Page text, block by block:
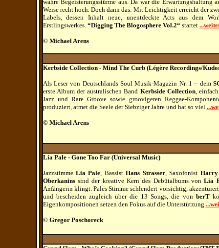
wahre Begeisterungsstürme aus. Da war die Erwartungshaltung
Weise recht hoch. Doch dann das: Mit Leichtigkeit erreicht der
Labels, dessen Inhalt neue, unentdeckte Acts aus dem
Erstlingswerkes.“Digging The Blogosphere Vol.2“ startet
© Michael Arens
Kerbside Collection - Mind The Curb (Légère Recordings/
Als Leser von Deutschlands Soul Musik-Magazin Nr. 1 – dem
erste Album der australischen Band Kerbside Collection,
Jazz und Rare Groove sowie groovigeren Reggae-
produziert, atmet die Seele der Siebziger Jahre und hat so viel
© Michael Arens
Lia Pale - Gone Too Far (Universal Music)
Jazzstimme Lia Pale, BassistHans Strasser, Saxofonist Harry
Oberkaninssind der kreative Kern des Debütalbums vonLia
Anfängerin klingt. Pales Stimme schlendert vorsichtig,
und bescheiden zugleich über die 13 Songs, die von berT
Eigenkompositionen setzen den Fokus auf die Unterstützung
© Gregor Poschoreck